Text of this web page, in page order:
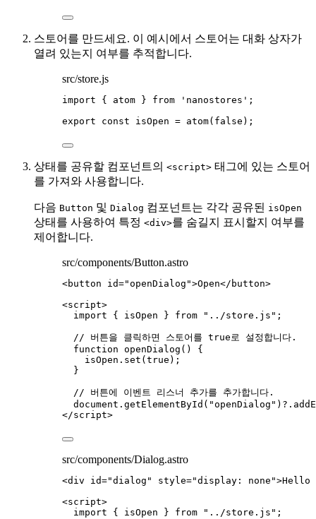
스토어를 만드세요. 이 예시에서 스토어는 대화 상자가
열려 있는지 여부를 추적합니다.
src/store.js
import { atom } from ' nanostores ' ;
export const isOpen = atom( false );
상태를 공유할 컴포넌트의 <script> 태그에 있는 스토어
를 가져와 사용합니다.
다음 Button 및 Dialog 컴포넌트는 각각 공유된 isOpen
상태를 사용하여 특정 <div>를 숨길지 표시할지 여부를
제어합니다.
src/components/Button.astro
<button id="openDialog ">Open</ button>
<script>
import { isOpen } from " ../store.js " ;
// 버튼을 클릭하면 스토어를 true로 설정합니다.
function openDialog ()
{
isOpen . set ( true );
}
// 버튼에 이벤트 리스너 추가를 추가합니다.
document . getElementById ( "openDialog " ) ?.
</script>
src/components/Dialog.astro
<div id="dialog " style="display: none ">Hello
<script>
import { isOpen } from " ../store.js " ;